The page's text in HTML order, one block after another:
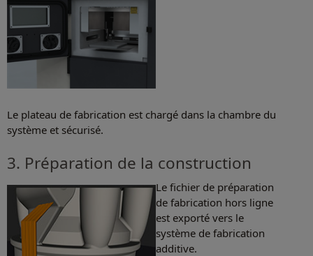
Le plateau de fabrication est chargé dans la chambre du
système et sécurisé.
3. Préparation de la construction
Le fichier de préparation
de fabrication hors ligne
est exporté vers le
système de fabrication
additive.